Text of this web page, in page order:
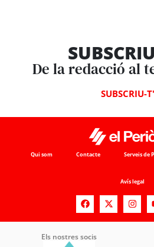
De la redacció al
SUBSCRIU-
Qui som Contacte Serveis de
Avís legal
Els nostres socis